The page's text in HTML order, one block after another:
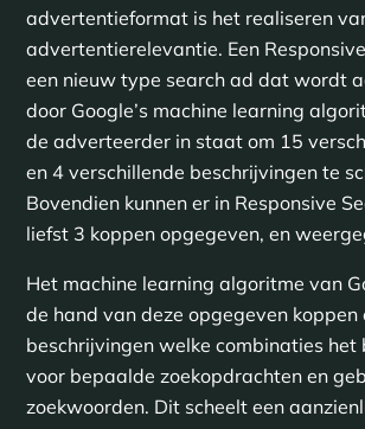
advertentieformat is het realiseren
advertentierelevantie. Een
een nieuw type search ad dat wordt
door Google’s machine learning
de adverteerder in staat om 15
en 4 verschillende beschrijvingen te
Bovendien kunnen er in Responsive
liefst 3 koppen opgegeven, en
Het machine learning algoritme van
de hand van deze opgegeven koppen
beschrijvingen welke combinaties het
voor bepaalde zoekopdrachten en
zoekwoorden. Dit scheelt een